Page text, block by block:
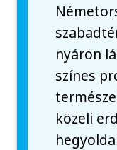
nyáron
színes
közeli